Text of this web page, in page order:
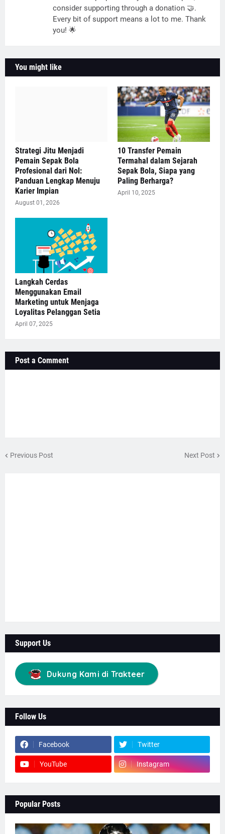
consider supporting through a donation 🤝.
Every bit of support means a lot to me. Thank
you! 🌟
You might like
Strategi Jitu Menjadi
Pemain Sepak Bola
Profesional dari Nol:
Panduan Lengkap Menuju
Karier Impian
August 01, 2026
10 Transfer Pemain
Termahal dalam Sejarah
Sepak Bola, Siapa yang
Paling Berharga?
April 10, 2025
Langkah Cerdas
Menggunakan Email
Marketing untuk Menjaga
Loyalitas Pelanggan Setia
April 07, 2025
Post a Comment
Previous Post Next Post
Support Us
Dukung Kami di Trakteer
Follow Us
Facebook Twitter
YouTube Instagram
Popular Posts